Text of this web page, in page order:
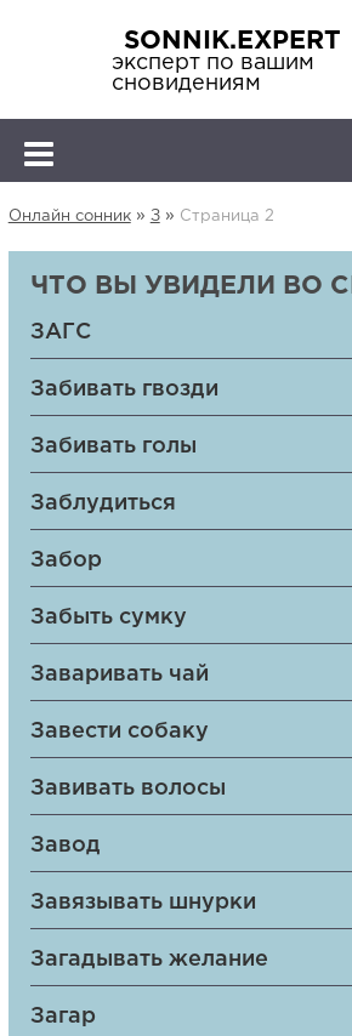
SONNIK.EXPERT
эксперт по вашим
сновидениям
Онлайн сонник» З» Страница 2
ЧТО ВЫ УВИДЕЛИ ВО
ЗАГС
Забивать гвозди
Забивать голы
Заблудиться
Забор
Забыть сумку
Заваривать чай
Завести собаку
Завивать волосы
Завод
Завязывать шнурки
Загадывать желание
Загар